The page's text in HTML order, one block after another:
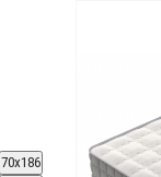
70x186